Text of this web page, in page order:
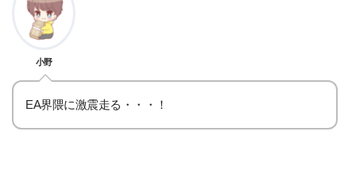
小野
EA界隈に激震走る・・・！